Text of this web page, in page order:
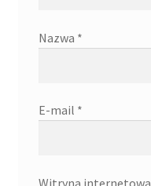
Nazwa *
E-mail *
Witryna internetowa